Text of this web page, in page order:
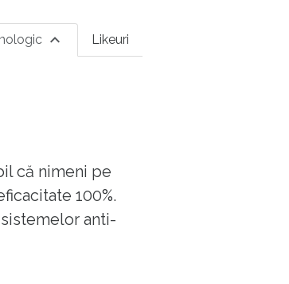
Likeuri
că nimeni pe
100%.
anti-
nord și de est,